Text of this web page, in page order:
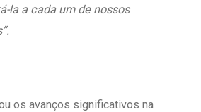
la a cada um de nossos
os avanços significativos na